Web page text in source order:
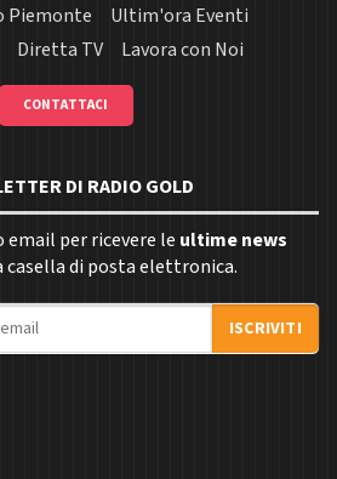
Piemonte
Ultim'ora Eventi
Diretta TV Lavora con Noi
CONTATTACI
DI RADIO GOLD
per ricevere le ultime news
di posta elettronica.
ISCRIVITI